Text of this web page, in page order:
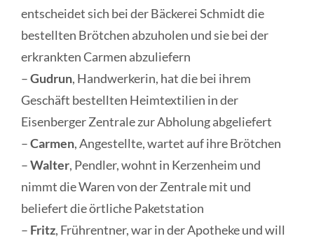
entscheidet sich bei der Bäckerei Schmidt die
bestellten Brötchen abzuholen und sie bei der
erkrankten Carmen abzuliefern
–Gudrun, Handwerkerin, hat die bei ihrem
Geschäft bestellten Heimtextilien in der
Eisenberger Zentrale zur Abholung abgeliefert
–Carmen, Angestellte, wartet auf ihre Brötchen
–Walter, Pendler, wohnt in Kerzenheim und
nimmt die Waren von der Zentrale mit und
beliefert die örtliche Paketstation
– Fritz, Frührentner, war in der Apotheke und will